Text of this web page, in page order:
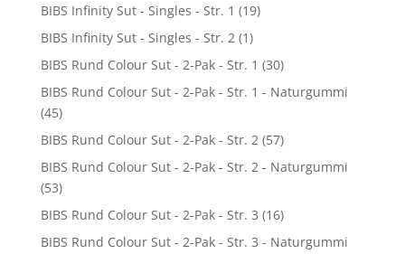
BIBS Infinity Sut - Singles - Str. 1 (19)
BIBS Infinity Sut - Singles - Str. 2 (1)
BIBS Rund Colour Sut - 2-Pak - Str. 1 (30)
BIBS Rund Colour Sut - 2-Pak - Str. 1 - Naturgummi
(45)
BIBS Rund Colour Sut - 2-Pak - Str. 2 (57)
BIBS Rund Colour Sut - 2-Pak - Str. 2 - Naturgummi
(53)
BIBS Rund Colour Sut - 2-Pak - Str. 3 (16)
BIBS Rund Colour Sut - 2-Pak - Str. 3 - Naturgummi